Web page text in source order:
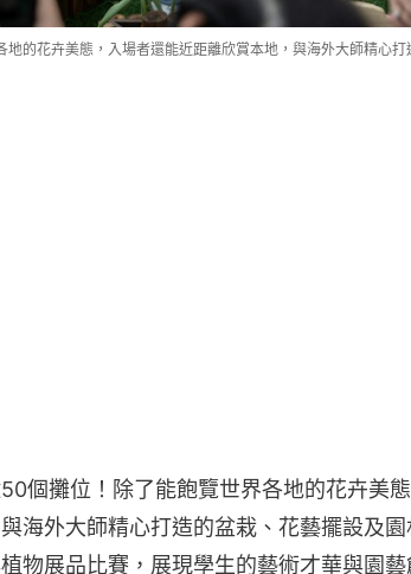
地的花卉美態，入場者還能近距離欣賞本地，與海外大師精心
個攤位！除了能飽覽世界各地的花卉美
海外大師精心打造的盆栽、花藝擺設及
物展品比賽，展現學生的藝術才華與園